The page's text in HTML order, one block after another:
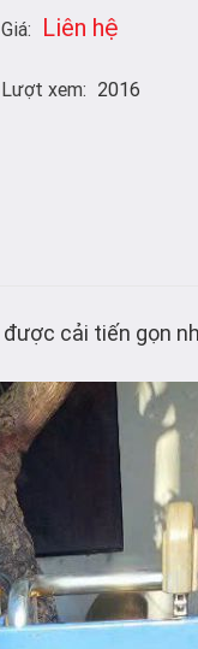
Giá: Liên hệ
Lượt xem: 2016
cải tiến gọn